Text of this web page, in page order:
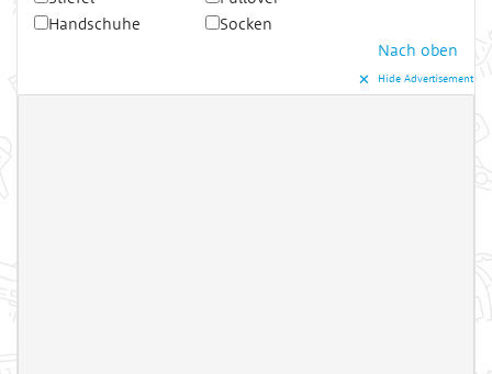
Handschuhe
Socken
Nach oben
✕︎ Hide Advertisement